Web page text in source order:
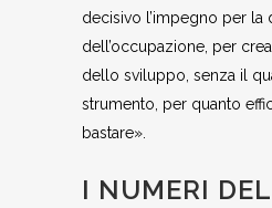
decisivo l’impegno per la
dell’occupazione, per
dello sviluppo, senza il
strumento, per quanto
bastare».
I NUMERI